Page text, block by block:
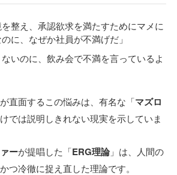
を整え、承認欲求を満たすためにマメに
に、なぜか社員が不満げだ」
ないのに、飲み会で不満を言っているよ
直面するこの悩みは、有名な「マズロ
けでは説明しきれない現実を示していま
ーが提唱した「ERG理論」は、人間の
つ冷徹に捉え直した理論です。